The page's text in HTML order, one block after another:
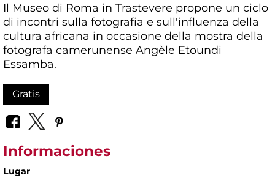
Il Museo di Roma in Trastevere propone un ciclo
di incontri sulla fotografia e sull'influenza della
cultura africana in occasione della mostra della
fotografa camerunense Angèle Etoundi
Essamba.
Gratis
Informaciones
Lugar